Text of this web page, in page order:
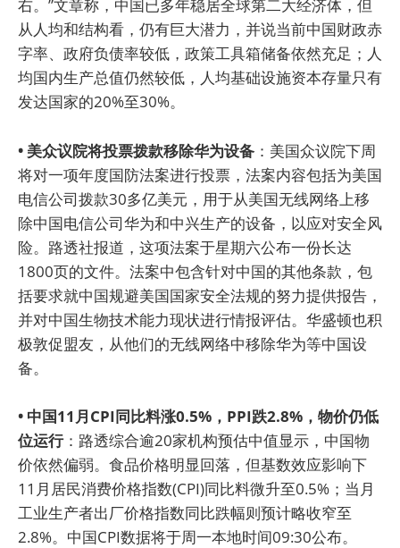
右。”文章称，中国已多年稳居全球第二大经济体，但
从人均和结构看，仍有巨大潜力，并说当前中国财政赤
字率、政府负债率较低，政策工具箱储备依然充足；人
均国内生产总值仍然较低，人均基础设施资本存量只有
发达国家的20%至30%。
• 美众议院将投票拨款移除华为设备 ：美国众议院下周
将对一项年度国防法案进行投票，法案内容包括为美国
电信公司拨款30多亿美元，用于从美国无线网络上移
除中国电信公司华为和中兴生产的设备，以应对安全风
险。路透社报道，这项法案于星期六公布一份长达
1800页的文件。法案中包含针对中国的其他条款，包
括要求就中国规避美国国家安全法规的努力提供报告，
并对中国生物技术能力现状进行情报评估。华盛顿也积
极敦促盟友，从他们的无线网络中移除华为等中国设
备。
• 中国11月CPI同比料涨0.5%，PPI跌2.8%，物价仍低
位运行：路透综合逾20家机构预估中值显示，中国物
价依然偏弱。食品价格明显回落，但基数效应影响下
11月居民消费价格指数(CPI)同比料微升至0.5%；当月
工业生产者出厂价格指数同比跌幅则预计略收窄至
2.8%。中国CPI数据将于周一本地时间09:30公布。